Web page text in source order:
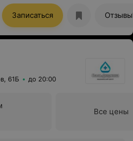
компанией из 3-х человек.
Отличное сочетание
вернемся.
Записаться Отзывы
61Б до 20:00
Все цены